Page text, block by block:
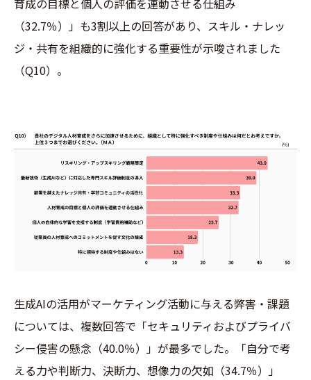
育成の目標と個人の評価を連動させる仕組み
（32.7％）」も3割以上の回答があり、スキル・ナレッ
ジ・共有を組織的に強化する重要性が示唆されました
（Q10）。
生成AIの活用がマーケティング活動に与える弊害・課題
については、複数回答で「セキュリティおよびプライバ
シー侵害の懸念（40.0％）」が最多でした。「自分で考
える力や判断力、決断力、想像力の欠如（34.7％）」